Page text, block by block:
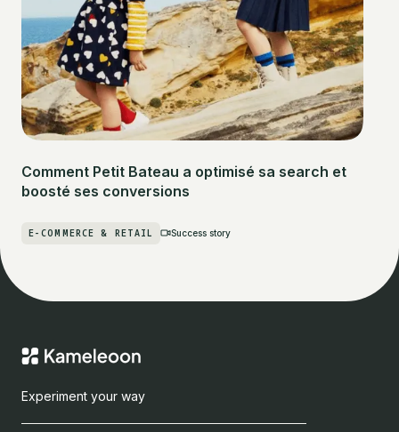
Comment Petit Bateau a optimisé sa search et
boosté ses conversions
E-COMMERCE & RETAIL Success story
Experiment your way